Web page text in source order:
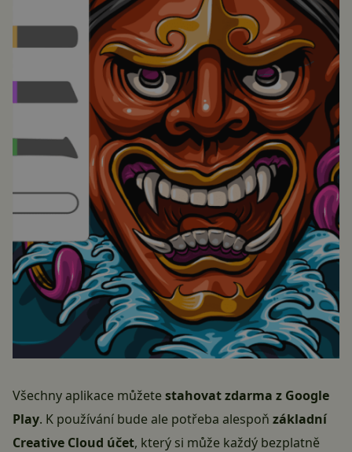
Všechny aplikace můžetestahovat zdarma z Google
Play. K používání bude ale potřeba alespoň základní
Creative Cloud účet, který si může každý bezplatně